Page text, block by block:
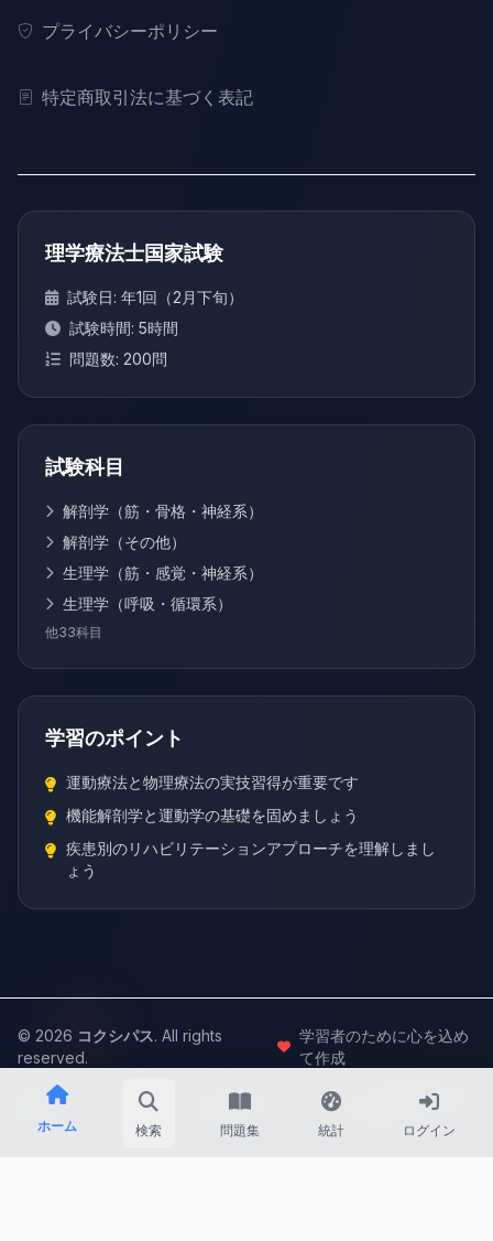
ホーム 検索 問題集 統計 ログイン
プライバシーポリシー
特定商取引法に基づく表記
理学療法士国家試験
試験日: 年1回（2月下旬）
試験時間: 5時間
問題数: 200問
試験科目
解剖学（筋・骨格・神経系）
解剖学（その他）
生理学（筋・感覚・神経系）
生理学（呼吸・循環系）
他33科目
学習のポイント
運動療法と物理療法の実技習得が重要です
機能解剖学と運動学の基礎を固めましょう
疾患別のリハビリテーションアプローチを理解しまし
ょう
© 2026 コクシパス. All rights
reserved.
学習者のために心を込め
て作成
安全・プライベー
ト
高速レスポン
理学療法士特